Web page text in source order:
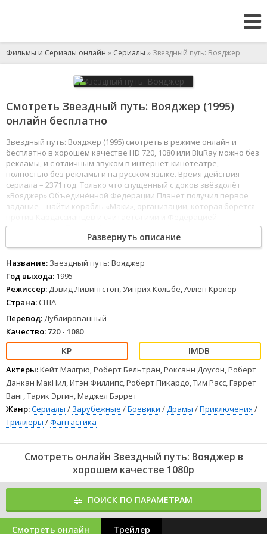
Фильмы и Сериалы онлайн » Сериалы » Звездный путь: Вояджер
Смотреть Звездный путь: Вояджер (1995)
онлайн бесплатно
Звездный путь: Вояджер (1995) смотреть в режиме онлайн и
бесплатно в хорошем качестве HD 720, 1080 или BluRay можно без
рекламы, и с отличным звуком в интернет-кинотеатре,
полностью без рекламы и на русском языке. Время действия
сериала – 2371 год. Только что спущенный с доков звёздолёт
«Вояджер» Объединённой Федерации Планет получил первое
задание – найти корабль «Маки», организации, которая борется
террористами. По случайному стечению обстоятельств оба
корабля попали в пространственную аномалию, созданную
неизвестной инопланетной формой жизни называющей себя
«Опекун». Он перенёс их в Дельта квадрант, за 70 тысяч
световых лет от Земли с перспективой потратить на обратный
путь не одно десятилетие. Объединив усилия с командой
корабля «Маки», капитан Джейнвей дала клятву, что «Вояджер»
во что бы то ни стало вернётся домой.
1
7
Развернуть описание
Название: Звездный путь: Вояджер
Год выхода: 1995
Режиссер: Дэвид Ливингстон, Уинрих Кольбе, Аллен Крокер
Страна: США
Перевод: Дублированный
Качество: 720 - 1080
Актеры:Кейт Малгрю, Роберт Бельтран, Роксанн Доусон, Роберт
Данкан МакНил, Итэн Филлипс, Роберт Пикардо, Тим Расс, Гаррет
Ванг, Тарик Эргин, Маджел Бэррет
Жанр:Сериалы / Зарубежные /Боевики /Драмы /Приключения /
Триллеры /Фантастика
Смотреть онлайн Звездный путь: Вояджер в
хорошем качестве 1080p
ПОИСК ПО ПАРАМЕТРАМ
Смотреть онлайн Трейлер